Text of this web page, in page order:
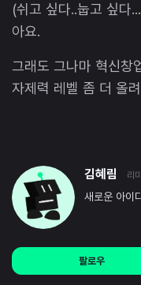
(쉬고 싶다..눕고 싶다
아요.
그래도 그나마 혁신창
자제력 레벨 좀 더 올
김혜림 리
새로운 아이
팔로우